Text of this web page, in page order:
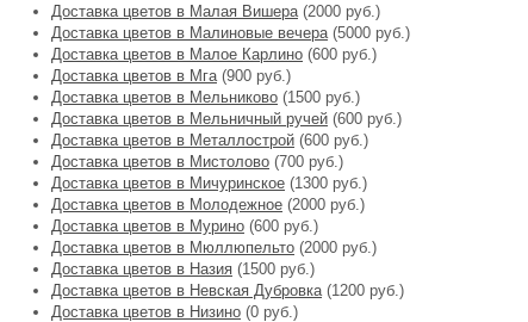
Доставка цветов в Малая Вишера(2000 руб.)
Доставка цветов в Малиновые вечера(5000 руб.)
Доставка цветов в Малое Карлино (600 руб.)
Доставка цветов в Мга(900 руб.)
Доставка цветов в Мельниково (1500 руб.)
Доставка цветов в Мельничный ручей (600 руб.)
Доставка цветов в Металлострой (600 руб.)
Доставка цветов в Мистолово (700 руб.)
Доставка цветов в Мичуринское (1300 руб.)
Доставка цветов в Молодежное (2000 руб.)
Доставка цветов в Мурино (600 руб.)
Доставка цветов в Мюллюпельто (2000 руб.)
Доставка цветов в Назия (1500 руб.)
Доставка цветов в Невская Дубровка(1200 руб.)
Доставка цветов в Низино (0 руб.)